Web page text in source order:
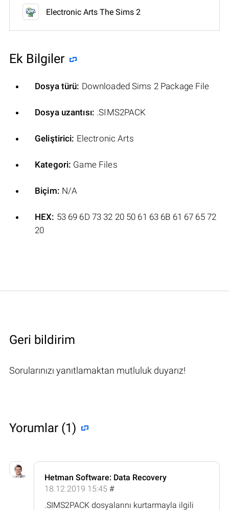
Electronic Arts The Sims 2
Ek Bilgiler
Dosya türü: Downloaded Sims 2 Package File
Dosya uzantısı: .SIMS2PACK
Geliştirici: Electronic Arts
Kategori: Game Files
Biçim: N/A
HEX: 53 69 6D 73 32 20 50 61 63 6B 61 67 65 72
20
Geri bildirim
Sorularınızı yanıtlamaktan mutluluk duyarız!
Yorumlar (1)
Hetman Software: Data Recovery
18.12.2019 15:45 #
.SIMS2PACK dosyalarını kurtarmayla ilgili